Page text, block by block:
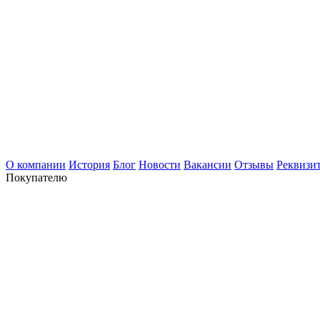
О компании История Блог Новости Вакансии Отзывы
Покупателю